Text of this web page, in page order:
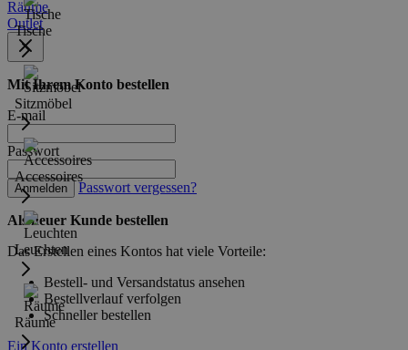
Tische
Sitzmöbel
Accessoires
Leuchten
Räume
Räume
Outlet
Mit Ihrem Konto bestellen
E-mail
Passwort
Anmelden Passwort vergessen?
Als neuer Kunde bestellen
Das Erstellen eines Kontos hat viele Vorteile:
Bestell- und Versandstatus ansehen
Bestellverlauf verfolgen
Schneller bestellen
Ein Konto erstellen